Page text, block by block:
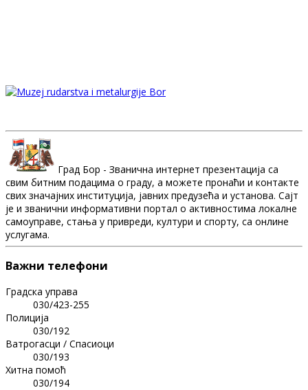
Град Бор - Званична интернет презентација са
свим битним подацима о граду, а можете пронаћи и контакте
свих значајних институција, јавних предузећа и установа. Сајт
је и званични информативни портал о активностима локалне
самоуправе, стања у привреди, култури и спорту, са онлине
услугама.
Важни телефони
Градска управа
030/423-255
Полиција
030/192
Ватрогасци / Спасиоци
030/193
Хитна помоћ
030/194